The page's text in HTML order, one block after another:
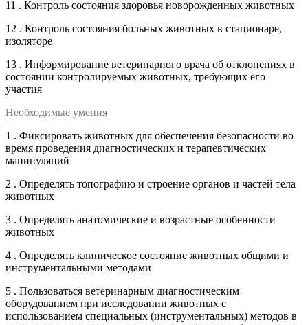
11 . Контроль состояния здоровья новорожденных животных
12 . Контроль состояния больных животных в стационаре,
изоляторе
13 . Информирование ветеринарного врача об отклонениях в
состоянии контролируемых животных, требующих его
участия
Необходимые умения
1 . Фиксировать животных для обеспечения безопасности во
время проведения диагностических и терапевтических
манипуляций
2 . Определять топографию и строение органов и частей тела
животных
3 . Определять анатомические и возрастные особенности
животных
4 . Определять клиническое состояние животных общими и
инструментальными методами
5 . Пользоваться ветеринарным диагностическим
оборудованием при исследовании животных с
использованием специальных (инструментальных) методов в